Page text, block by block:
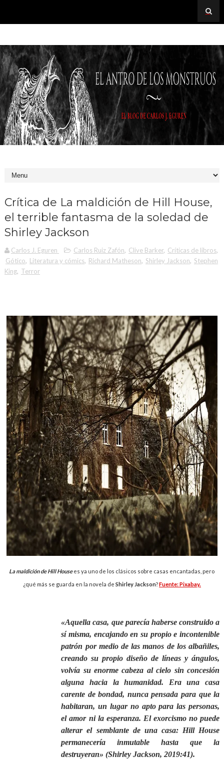
Crítica de La maldición de Hill House,
el terrible fantasma de la soledad de
Shirley Jackson
Carlos J. Eguren Carlos Ruiz Zafón, Clive Barker, Críticas de libros,
Gótico, Literatura y cómics, Richard Matheson, Shirley Jackson, Stephen
King, Terror
La maldición de Hill Housees ya uno de los clásicos sobre casas encantadas, pero
¿qué más se guarda en la novela de Shirley Jackson?Fuente: Pixabay.
«Aquella casa, que parecía haberse construido a
sí misma, encajando en su propio e incontenible
patrón por medio de las manos de los albañiles,
creando su propio diseño de líneas y ángulos,
volvía su enorme cabeza al cielo sin concesión
alguna hacia la humanidad. Era una casa
carente de bondad, nunca pensada para que la
habitaran, un lugar no apto para las personas,
el amor ni la esperanza. El exorcismo no puede
alterar el semblante de una casa: Hill House
permanecería inmutable hasta que la
destruyeran» (Shirley Jackson, 2019:41).